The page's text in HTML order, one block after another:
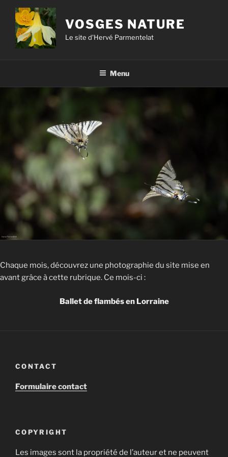
Aller
contenu
principal
VOSGES NATURE
Le site d'Hervé Parmentelat
Menu
Chaque mois, découvrez une photographie du site mise en
avant grâce à cette rubrique. Ce mois-ci :
Ballet de flambés en Lorraine
CONTACT
Formulaire contact
COPYRIGHT
Les images sont la propriété de l’auteur et ne peuvent